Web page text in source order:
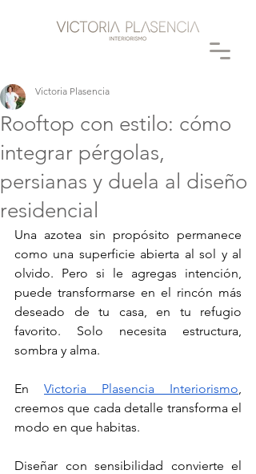
Rooftop con estilo: cómo
integrar pérgolas,
persianas y duela al diseño
residencial
Victoria Plasencia
Una azotea sin propósito permanece
como una superficie abierta al sol y al
olvido. Pero si le agregas intención,
puede transformarse en el rincón más
deseado de tu casa, en tu refugio
favorito. Solo necesita estructura,
sombra y alma.
En Victoria Plasencia Interiorismo,
creemos que cada detalle transforma el
modo en que habitas.
Diseñar con sensibilidad convierte el